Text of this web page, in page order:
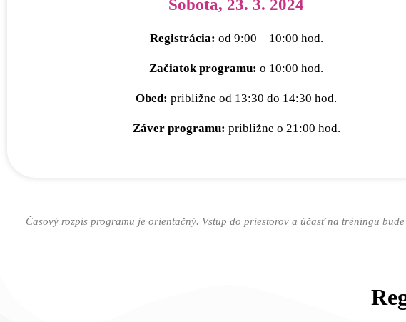
Sobota, 23. 3. 2024
Registrácia: od 9:00 – 10:00 hod.
Začiatok programu: o 10:00 hod.
Obed: približne od 13:30 do 14:30 hod.
Záver programu: približne o 21:00 hod.
Časový rozpis programu je orientačný. Vstup do priestorov a účasť na tréningu